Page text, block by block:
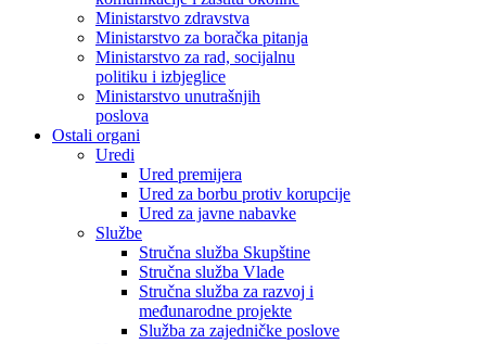
Ministarstvo zdravstva
Ministarstvo za boračka pitanja
Ministarstvo za rad, socijalnu
politiku i izbjeglice
Ministarstvo unutrašnjih
poslova
Ostali organi
Uredi
Ured premijera
Ured za borbu protiv korupcije
Ured za javne nabavke
Službe
Stručna služba Skupštine
Stručna služba Vlade
Stručna služba za razvoj i
međunarodne projekte
Služba za zajedničke poslove